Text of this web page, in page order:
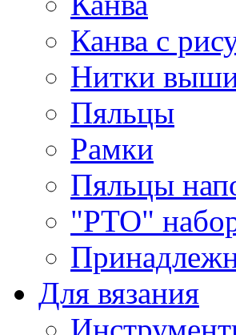
Канва с
Нитки
Пяльцы
Рамки
Пяльцы
"РТО"
Для вязания